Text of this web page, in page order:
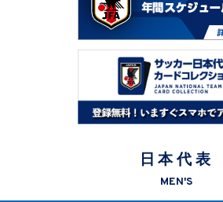
日本代表
MEN'S